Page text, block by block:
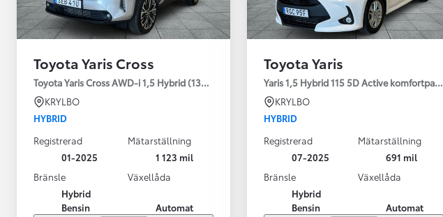
Toyota Yaris Cross
Toyota Yaris Cross AWD-i 1,5 Hybrid (130HK) Style V-hjul
KRYLBO
HYBRID
Registrerad
01-2025
Mätarställning
1 123 mil
Bränsle
Hybrid
Bensin
Växellåda
Automat
Toyota Yaris
Yaris 1,5 Hybrid 115 5D Active komfortpaket
KRYLBO
HYBRID
Registrerad
07-2025
Mätarställning
691 mil
Bränsle
Hybrid
Bensin
Växellåda
Automat